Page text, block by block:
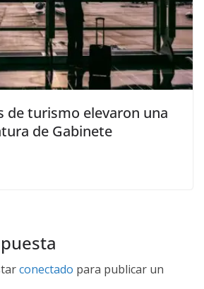
de turismo elevaron una
de Gabinete
conectado para publicar un